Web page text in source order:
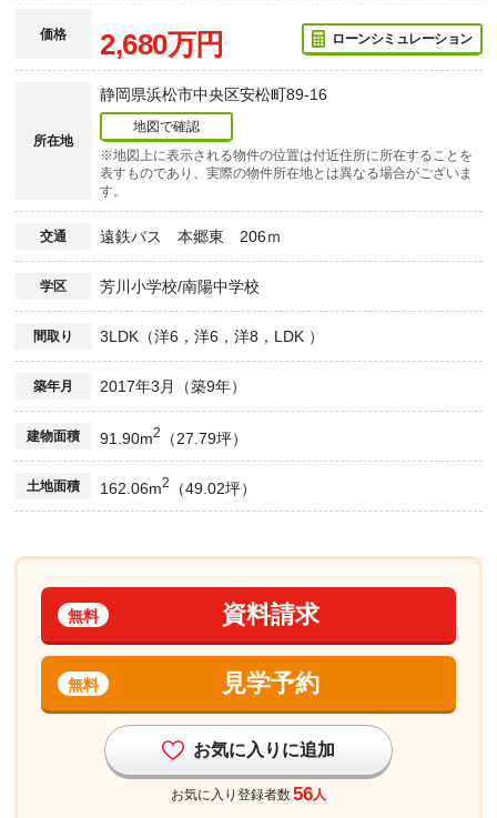
価格 2,680万円 ローンシミュレーション
所在地
静岡県浜松市中央区安松町89-16
地図で確認
※地図上に表示される物件の位置は付近住所に所在することを
表すものであり、実際の物件所在地とは異なる場合がございま
す。
交通 遠鉄バス 本郷東 206ｍ
学区 芳川小学校/南陽中学校
間取り 3LDK（洋6，洋6，洋8，LDK ）
築年月 2017年3月（築9年）
建物面積 91.90m2 （27.79坪）
土地面積 162.06m2 （49.02坪）
資料請求
無料
見学予約
無料
お気に入りに追加
お気に入り登録者数56人